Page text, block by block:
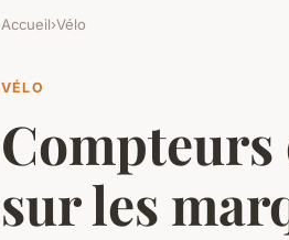
Accueil›Vélo
VÉLO
Compteurs
sur les